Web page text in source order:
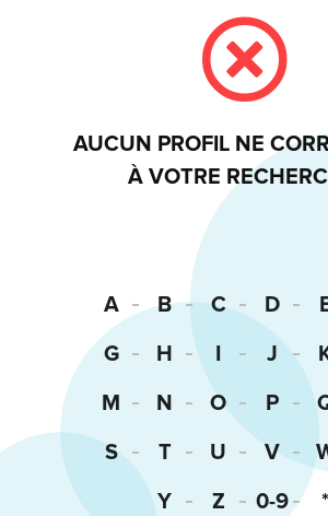
AUCUN PROFIL NE
À VOTRE
A B C D
G
H I J
M
N O P
S
T U V
Y
Z 0-9 *